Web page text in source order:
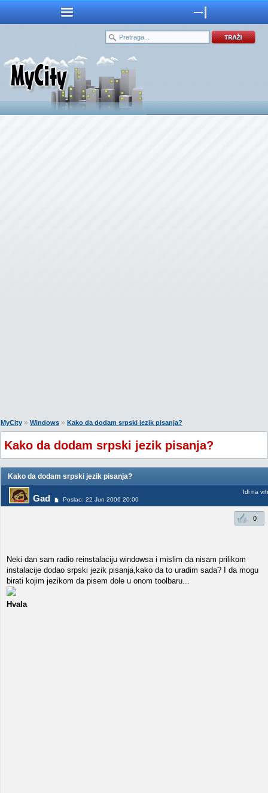
MyCity » Windows » Kako da dodam srpski jezik pisanja?
Kako da dodam srpski jezik pisanja?
Kako da dodam srpski jezik pisanja?
Gad Poslao: 22 Jun 2006 20:00
Idi na vrh
0
Neki dan sam radio reinstalaciju windowsa i mislim da nisam prilikom
instalacije dodao srpski jezik pisanja,kako da to uradim sada? I da mogu
birati kojim jezikom da pisem dole u onom toolbaru...
Hvala